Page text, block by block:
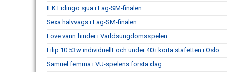
IFK Lidingö sjua i Lag-SM-finalen
Sexa halvvägs i Lag-SM-finalen
Love vann hinder i Världsungdomsspelen
Filip 10.53w individuellt och under 40 i korta stafetten i Oslo
Samuel femma i VU-spelens första dag